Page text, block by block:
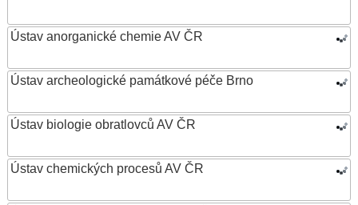
Ústav anorganické chemie AV ČR
Ústav archeologické památkové péče Brno
Ústav biologie obratlovců AV ČR
Ústav chemických procesů AV ČR